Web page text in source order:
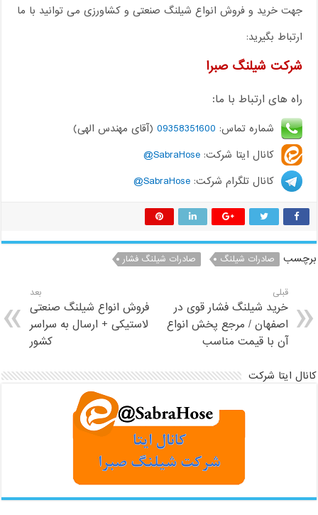
جهت خرید و فروش انواع شیلنگ صنعتی و کشاورزی می توانید با ما
ارتباط بگیرید:
شرکت شیلنگ صبرا
راه های ارتباط با ما:
شماره تماس: 09358351600 (آقای مهندس الهی)
کانال ایتا شرکت:SabraHose@
کانال تلگرام شرکت:SabraHose@
برچسب صادرات شیلنگ صادرات شیلنگ فشار
قبلی
خرید شیلنگ فشار قوی در
اصفهان / مرجع پخش انواع
آن با قیمت مناسب
بعد
فروش انواع شیلنگ صنعتی
لاستیکی + ارسال به سراسر
کشور
کانال ایتا شرکت